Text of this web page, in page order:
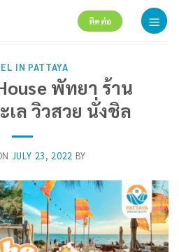
ติดต่อ
IN PATTAYA
พัทยา ร้าน
เล วิวสวย นั่งชิล
JULY 23, 2022 BY